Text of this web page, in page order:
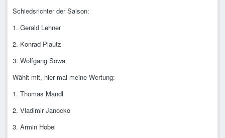
Schiedsrichter der Saison:
1. Gerald Lehner
2. Konrad Plautz
3. Wolfgang Sowa
Wählt mit, hier mal meine Wertung:
1. Thomas Mandl
2. Vladimir Janocko
3. Armin Hobel